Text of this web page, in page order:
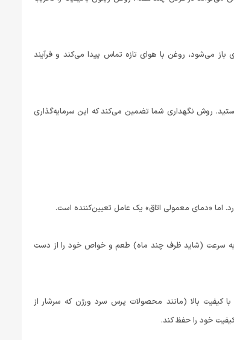
می‌شود، روغن با هوای تازه تماس پیدا می‌کند و فرآیند
روش نگهداری شما تضمین می‌کند که این سرمایه‌گذاری
اما «دمای معمولی اتاق» یک عامل تعیین‌کننده است.
به سرعت (شاید ظرف چند ماه) طعم و خواص خود را از دست
یک روغن زیتون فرابکر با کیفیت بالا (مانند محصولات پرس سرد ورژن که سرشار از